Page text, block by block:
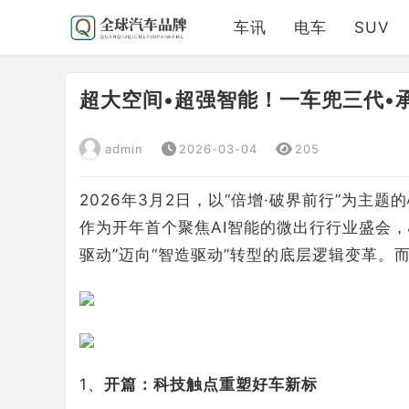
车讯 电车 SUV
超大空间•超强智能！一车兜三代•
admin 2026-03-04 205
2026年3月2日，以“倍增·破界前行”为主题
作为开年首个聚焦AI智能的微出行行业盛会
驱动”迈向“智造驱动”转型的底层逻辑变革
1、 开篇：科技触点重塑好车新标